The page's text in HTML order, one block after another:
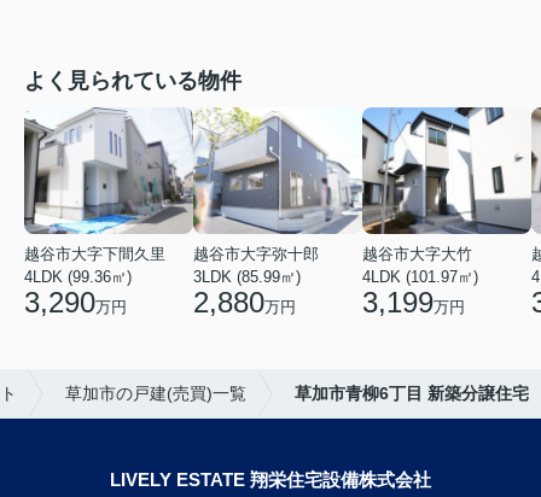
よく見られている物件
越谷市大字下間久里
4LDK (99.36㎡)
3,290万円
越谷市大字弥十郎
3LDK (85.99㎡)
2,880万円
越谷市大字大竹
4LDK (101.97㎡)
3,199万円
草加市の戸建(売買)一覧 草加市青柳6丁目 新築分譲住宅
LIVELY ESTATE 翔栄住宅設備株式会社